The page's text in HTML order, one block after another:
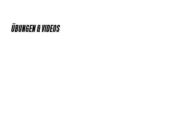
ÜBUNGEN & VIDEOS